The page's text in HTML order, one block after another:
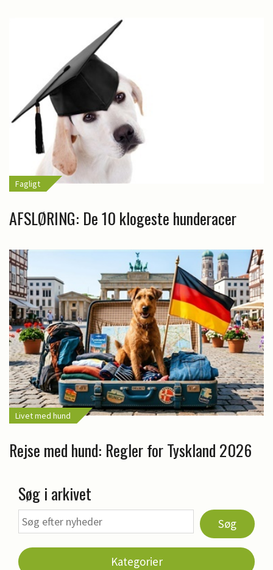
Fagligt
AFSLØRING: De 10 klogeste hunderacer
Livet med hund
Rejse med hund: Regler for Tyskland 2026
Søg i arkivet
Søg
Kategorier